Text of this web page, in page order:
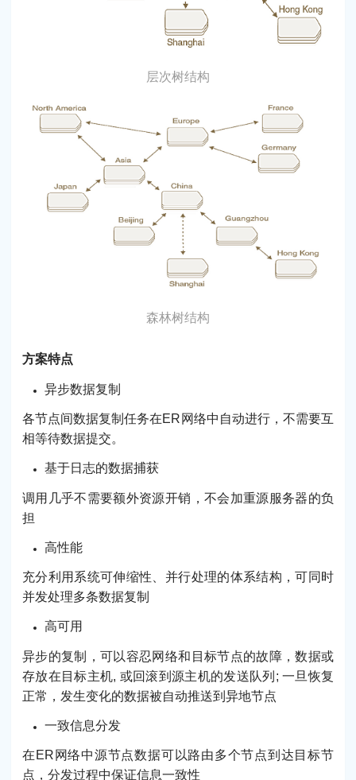
层次树结构
森林树结构
方案特点
异步数据复制
各节点间数据复制任务在ER网络中自动进行，不需要互
相等待数据提交。
基于日志的数据捕获
调用几乎不需要额外资源开销，不会加重源服务器的负
担
高性能
充分利用系统可伸缩性、并行处理的体系结构，可同时
并发处理多条数据复制
高可用
异步的复制，可以容忍网络和目标节点的故障，数据或
存放在目标主机, 或回滚到源主机的发送队列; 一旦恢复
正常，发生变化的数据被自动推送到异地节点
一致信息分发
在ER网络中源节点数据可以路由多个节点到达目标节
点，分发过程中保证信息一致性